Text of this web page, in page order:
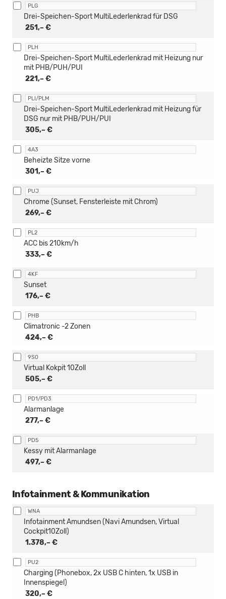
PLG
251,– €
Drei-Speichen-Sport MultiLederlenkrad für DSG
PLH
221,– €
Drei-Speichen-Sport MultiLederlenkrad mit Heizung nur
mit PHB/PUH/PUI
PLI/PLM
305,– €
Drei-Speichen-Sport MultiLederlenkrad mit Heizung für
DSG nur mit PHB/PUH/PUI
4A3
301,– €
Beheizte Sitze vorne
PUJ
269,– €
Chrome (Sunset, Fensterleiste mit Chrom)
PL2
333,– €
ACC bis 210km/h
4KF
176,– €
Sunset
PHB
424,– €
Climatronic -2 Zonen
9S0
505,– €
Virtual Kokpit 10Zoll
PD1/PD3
277,– €
Alarmanlage
PD5
497,– €
Kessy mit Alarmanlage
Infotainment & Kommunikation
WNA
1.378,– €
Infotainment Amundsen (Navi Amundsen, Virtual
Cockpit10Zoll)
PU2
320,– €
Charging (Phonebox, 2x USB C hinten, 1x USB in
Innenspiegel)